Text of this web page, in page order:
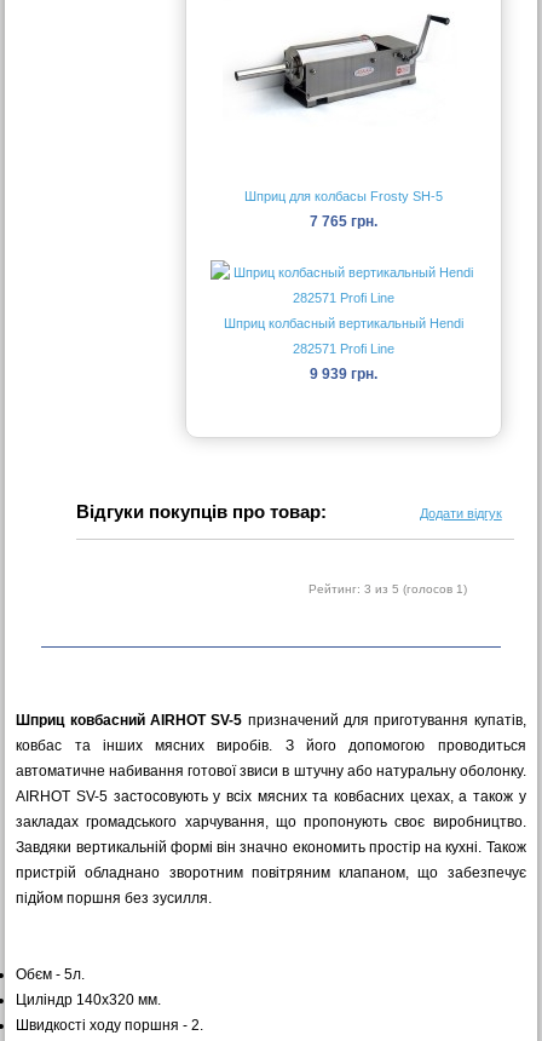
Шприц для колбасы Frosty SH-5
7 765 грн.
Шприц колбасный вертикальный Hendi
282571 Profi Line
9 939 грн.
Відгуки покупців про товар: Додати відгук
Рейтинг: 3 из 5 (голосов 1)
Шприц ковбасний AIRHOT SV-5 призначений для приготування купатів,
ковбас та інших мясних виробів. З його допомогою проводиться
автоматичне набивання готової звиси в штучну або натуральну оболонку.
AIRHOT SV-5 застосовують у всіх мясних та ковбасних цехах, а також у
закладах громадського харчування, що пропонують своє виробництво.
Завдяки вертикальній формі він значно економить простір на кухні. Також
пристрій обладнано зворотним повітряним клапаном, що забезпечує
підйом поршня без зусилля.
Обєм - 5л.
Циліндр 140х320 мм.
Швидкості ходу поршня - 2.